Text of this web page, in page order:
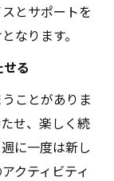
とサポートを
なります。
る
ことがありま
せ、楽しく続
に一度は新し
クティビティ